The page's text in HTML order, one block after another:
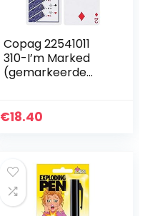
Copag 22541011
310-I’m Marked
(gemarkeerde
€18.40